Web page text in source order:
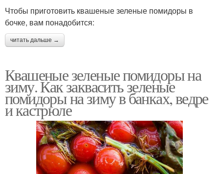
Чтобы приготовить квашеные зеленые помидоры в
бочке, вам понадобится:
читать дальше →
Квашеные зеленые помидоры на
зиму. Как заквасить зеленые
помидоры на зиму в банках, ведре
и кастрюле